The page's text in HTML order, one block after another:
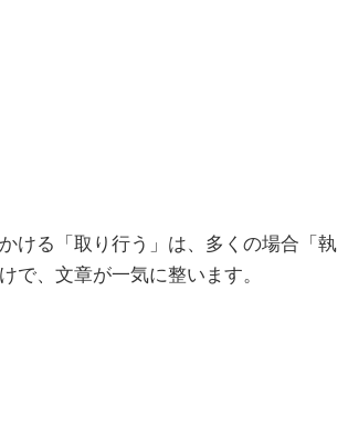
ける「取り行う」は、多くの場合「執
で、文章が一気に整います。